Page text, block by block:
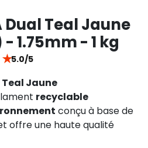
Dual Teal Jaune
1.75mm - 1 kg
★5.0/5
Teal Jaune
recyclable
conçu à base de
offre une haute qualité